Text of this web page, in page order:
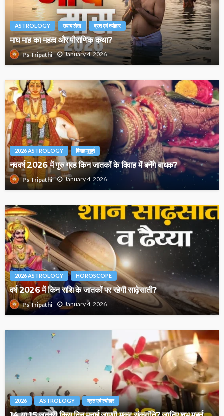
ASTROLOGY उपाय लेख व्रत एवं त्योहार
माघ माह का महत्व और पौराणिक कथा?
Ps Tripathi January 4, 2026
2026 ASTROLOGY विवाह मुहूर्त
नववर्ष 2026 में गुरु ग्रह किन जातकों के विवाह में बनेंगे बाधक?
Ps Tripathi January 4, 2026
2026 ASTROLOGY HOROSCOPE
वर्ष 2026 में किन राशि के जातकों पर रहेगी साढ़ेसाती?
Ps Tripathi January 4, 2026
2026 ASTROLOGY व्रत एवं त्योहार